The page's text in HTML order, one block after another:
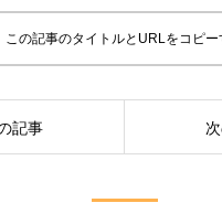
この記事のタイトルとURLをコピー
記事